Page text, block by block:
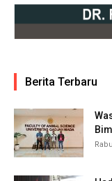
Berita Terbaru